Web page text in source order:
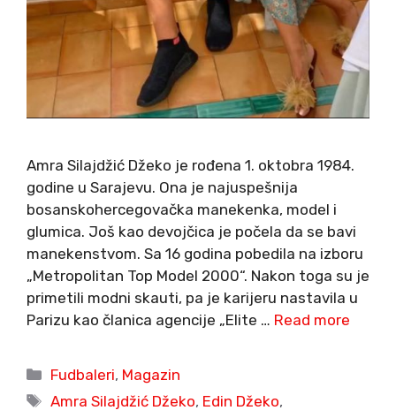
Amra Silajdžić Džeko je rođena 1. oktobra 1984.
godine u Sarajevu. Ona je najuspešnija
bosanskohercegovačka manekenka, model i
glumica. Još kao devojčica je počela da se bavi
manekenstvom. Sa 16 godina pobedila na izboru
„Metropolitan Top Model 2000“. Nakon toga su je
primetili modni skauti, pa je karijeru nastavila u
Parizu kao članica agencije „Elite … Read more
Categories
Fudbaleri, Magazin
Tags
Amra Silajdžić Džeko, Edin Džeko,